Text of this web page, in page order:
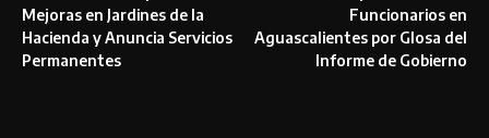
Mejoras en Jardines de la
Hacienda y Anuncia Servicios
Permanentes
Funcionarios en
Aguascalientes por Glosa del
Informe de Gobierno